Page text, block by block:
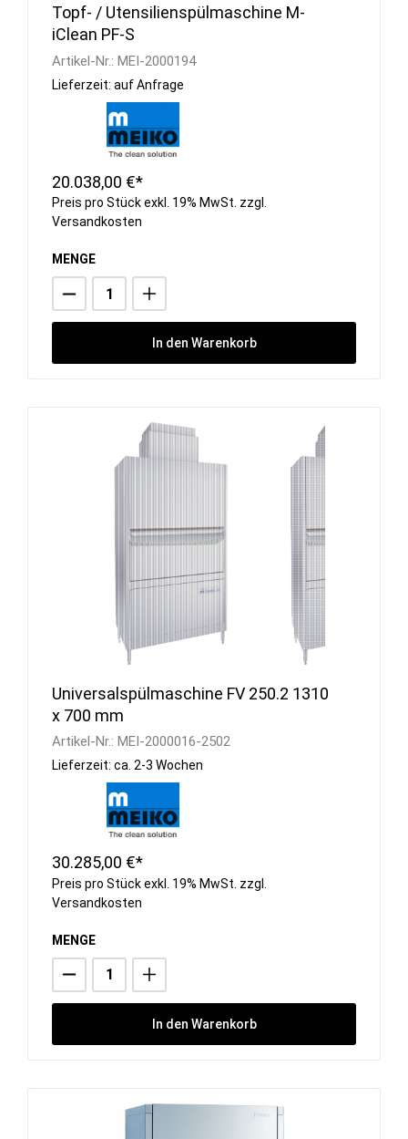
Topf- / Utensilienspülmaschine M-
iClean PF-S
Artikel-Nr.: MEI-2000194
Lieferzeit: auf Anfrage
20.038,00 €*
Preis pro Stück exkl. 19% MwSt. zzgl.
Versandkosten
MENGE
In den Warenkorb
Universalspülmaschine FV 250.2 1310
x 700 mm
Artikel-Nr.: MEI-2000016-2502
Lieferzeit: ca. 2-3 Wochen
30.285,00 €*
Preis pro Stück exkl. 19% MwSt. zzgl.
Versandkosten
MENGE
In den Warenkorb